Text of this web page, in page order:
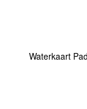
Waterkaart